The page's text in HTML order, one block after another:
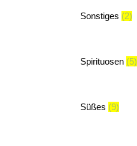
Sonstiges (2)
Spirituosen (5)
Süßes (9)